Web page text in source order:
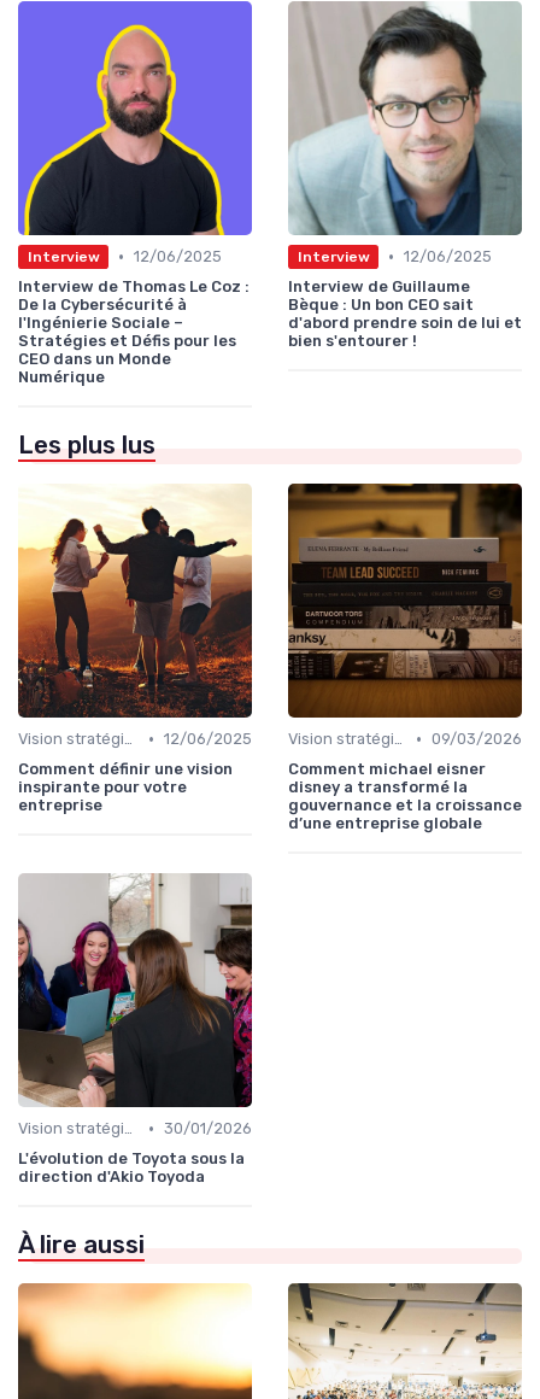
Interview • 12/06/2025
Interview de Thomas Le Coz :
De la Cybersécurité à
l'Ingénierie Sociale –
Stratégies et Défis pour les
CEO dans un Monde
Numérique
Interview • 12/06/2025
Interview de Guillaume
Bèque : Un bon CEO sait
d'abord prendre soin de lui et
bien s'entourer !
Les plus lus
Vision stratégique & ambition long terme • 12/06/2025
Comment définir une vision
inspirante pour votre
entreprise
Vision stratégique & ambition long terme • 09/03/2026
Comment michael eisner
disney a transformé la
gouvernance et la croissance
d’une entreprise globale
Vision stratégique & ambition long terme • 30/01/2026
L'évolution de Toyota sous la
direction d'Akio Toyoda
À lire aussi